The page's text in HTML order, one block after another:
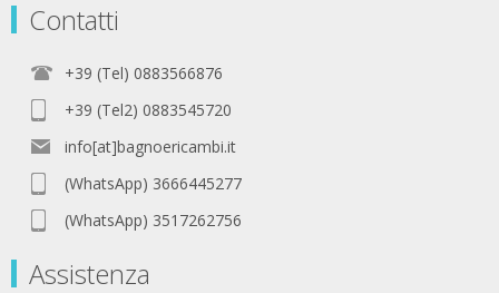
Contatti
+39 (Tel) 0883566876
+39 (Tel2) 0883545720
info[at]bagnoericambi.it
(WhatsApp) 3666445277
(WhatsApp) 3517262756
Assistenza